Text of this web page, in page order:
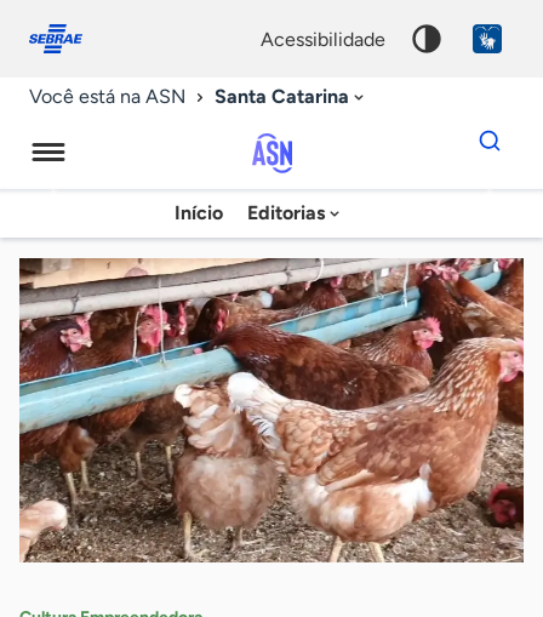
conosco
acessibilidade
Você está na ASN Santa Catarina
Agência
Sebrae
de
Notícias
Início Editorias
Dados
para
chave